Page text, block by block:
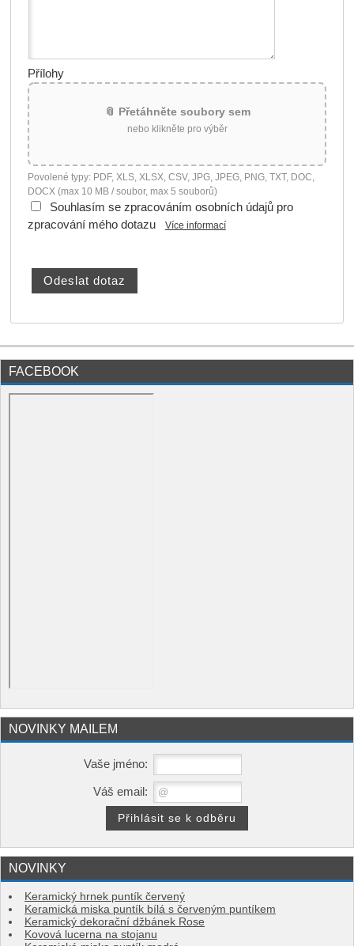
Přílohy
📎 Přetáhněte soubory sem
nebo klikněte pro výběr
Povolené typy: PDF, XLS, XLSX, CSV, JPG, JPEG, PNG, TXT, DOC,
DOCX (max 10 MB / soubor, max 5 souborů)
Souhlasím se zpracováním osobních údajů pro
zpracování mého dotazu
Více informací
FACEBOOK
NOVINKY MAILEM
Vaše jméno:
Váš email:
NOVINKY
Keramický hrnek puntík červený
Keramická miska puntík bílá s červeným puntíkem
Keramický dekorační džbánek Rose
Kovová lucerna na stojanu